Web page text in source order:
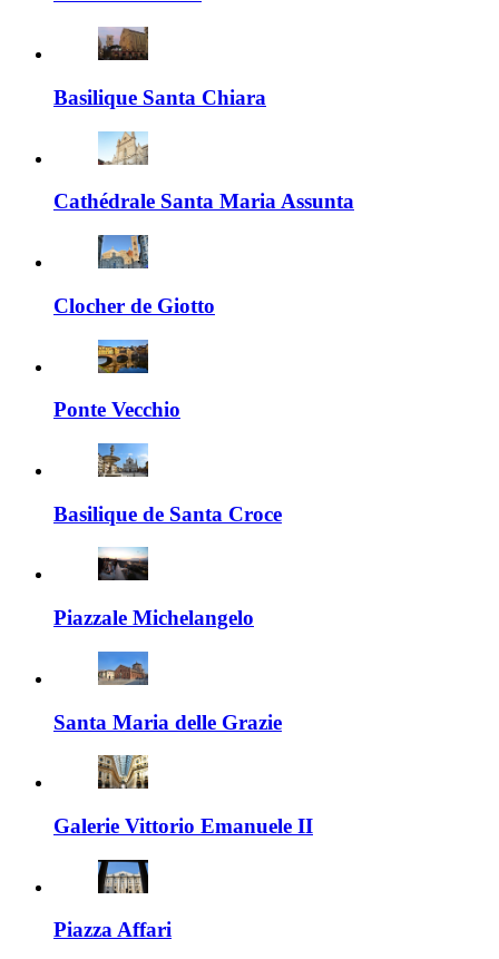
Basilique Santa Chiara
Cathédrale Santa Maria Assunta
Clocher de Giotto
Ponte Vecchio
Basilique de Santa Croce
Piazzale Michelangelo
Santa Maria delle Grazie
Galerie Vittorio Emanuele II
Piazza Affari